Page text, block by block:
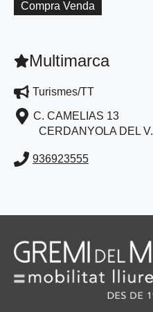
Compra Venda
Multimarca
Turismes/TT
C. CAMELIAS 13
CERDANYOLA DEL V.
936923555